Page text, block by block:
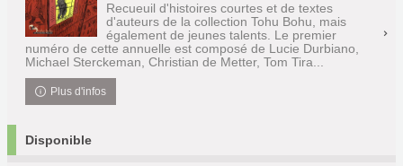
Recueuil d'histoires courtes et de textes
d'auteurs de la collection Tohu Bohu, mais
également de jeunes talents. Le premier
numéro de cette annuelle est composé de Lucie Durbiano,
Michael Sterckeman, Christian de Metter, Tom Tira...
Plus d'infos
Disponible